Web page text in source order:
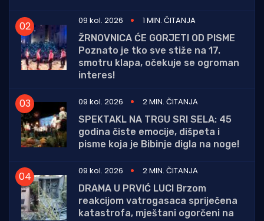
09 kol. 2026
1 MIN. ČITANJA
ŽRNOVNICA ĆE GORJETI OD PISME
Poznato je tko sve stiže na 17.
smotru klapa, očekuje se ogroman
interes!
09 kol. 2026
2 MIN. ČITANJA
SPEKTAKL NA TRGU SRI SELA: 45
godina čiste emocije, dišpeta i
pisme koja je Bibinje digla na noge!
09 kol. 2026
2 MIN. ČITANJA
DRAMA U PRVIĆ LUCI Brzom
reakcijom vatrogasaca spriječena
katastrofa, mještani ogorčeni na